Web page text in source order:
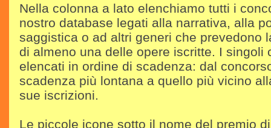
Nella colonna a lato elenchiamo tutti i
nostro database legati alla narrativa, alla
saggistica o ad altri generi che prevedono
di almeno una delle opere iscritte. I singoli
elencati in ordine di scadenza: dal
scadenza più lontana a quello più vicino
sue iscrizioni.
Le piccole icone sotto il nome del premio